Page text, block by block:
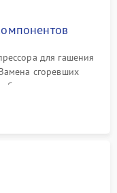
для гашения
сгоревших
угольных
дверцы.